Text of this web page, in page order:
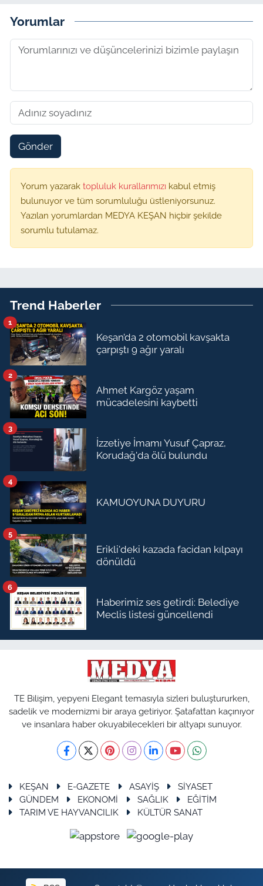
Yorumlar
Gönder
Yorum yazarak topluluk kurallarımızı kabul etmiş
bulunuyor ve tüm sorumluluğu üstleniyorsunuz.
Yazılan yorumlardan MEDYA KEŞAN hiçbir şekilde
sorumlu tutulamaz.
Trend Haberler
Keşan’da 2 otomobil kavşakta
çarpıştı 9 ağır yaralı
1
Ahmet Kargöz yaşam
mücadelesini kaybetti
2
İzzetiye İmamı Yusuf Çapraz,
Korudağ'da ölü bulundu
3
KAMUOYUNA DUYURU
4
Erikli'deki kazada facidan kılpayı
dönüldü
5
Haberimiz ses getirdi: Belediye
Meclis listesi güncellendi
6
TE Bilişim, yepyeni Elegant temasıyla sizleri buluştururken,
sadelik ve modernizmi bir araya getiriyor. Şatafattan kaçınıyor
ve insanlara haber okuyabilecekleri bir altyapı sunuyor.
KEŞAN E-GAZETE ASAYİŞ
SİYASET
GÜNDEM
EKONOMİ SAĞLIK
EĞİTİM
TARIM VE HAYVANCILIK
KÜLTÜR SANAT